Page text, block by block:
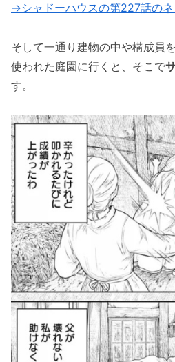
→シャドーハウスの第227話の
そして一通り建物の中や構成員
使われた庭園に行くと、そこで
す。